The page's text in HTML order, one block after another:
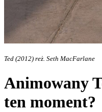
Ted (2012) reż. Seth MacFarlane
Animowany
ten moment?